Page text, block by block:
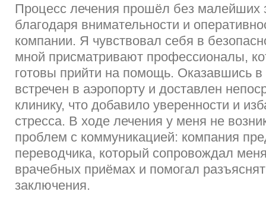
Процесс лечения прошёл без малейших
благодаря внимательности и
компании. Я чувствовал себя в
мной присматривают профессионалы,
готовы прийти на помощь. Оказавшись
встречен в аэропорту и доставлен
клинику, что добавило уверенности и
стресса. В ходе лечения у меня не
проблем с коммуникацией: компания
переводчика, который сопровождал
врачебных приёмах и помогал
заключения.